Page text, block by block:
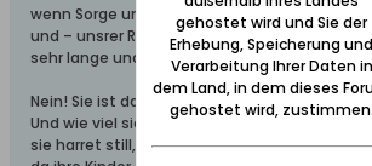
wenn Sorge und wenn Heimweh uns
und – unsrer Rührung uns zu schämen –
sehr lange und sehr nachdenklich
Nein! Sie ist da, die Heimaterde,
Und wie viel sie des Leides auch erfahren,
sie harret still, dass jene Stunde werde,
gehostet wird und Sie der
Erhebung, Speicherung und
Verarbeitung Ihrer Daten in
dem Land, in dem dieses
gehostet wird, zustimmen.